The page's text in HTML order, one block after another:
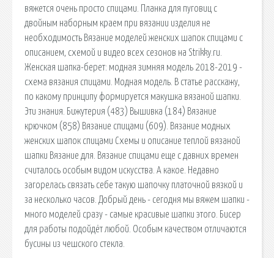
вяжется очень просто спицами. Планка для пуговиц с
двойным наборным краем при вязании изделия не
необходимость Вязание моделей женских шапок спицами с
описанием, схемой и видео всех сезонов на Strikky.ru.
Женская шапка-берет: модная зимняя модель 2018-2019 -
схема вязания спицами. Модная модель. В статье расскажу,
по какому принципу формируется макушка вязаной шапки.
Эти знания. Бижутерия (483) Вышивка (184) Вязание
крючком (858) Вязание спицами (609). Вязание модных
женских шапок спицами Схемы и описание теплой вязаной
шапки Вязание для. Вязание спицами еще с давних времен
считалось особым видом искусства. А какое. Недавно
загорелась связать себе такую шапочку платочной вязкой и
за несколько часов. Добрый день - сегодня мы вяжем шапки -
много моделей сразу - самые красивые шапки этого. Бисер
для работы подойдёт любой. Особым качеством отличаются
бусины из чешского стекла.